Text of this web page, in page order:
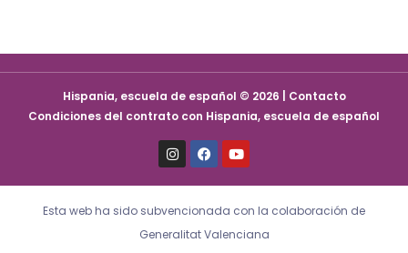
Hispania, escuela de español © 2026 | Contacto
Condiciones del contrato con Hispania, escuela de español
I
n
s
t
g
r
a
F
a
c
e
o
o
k
Y
o
u
t
b
e
Esta web ha sido subvencionada con la colaboración de
Generalitat Valenciana